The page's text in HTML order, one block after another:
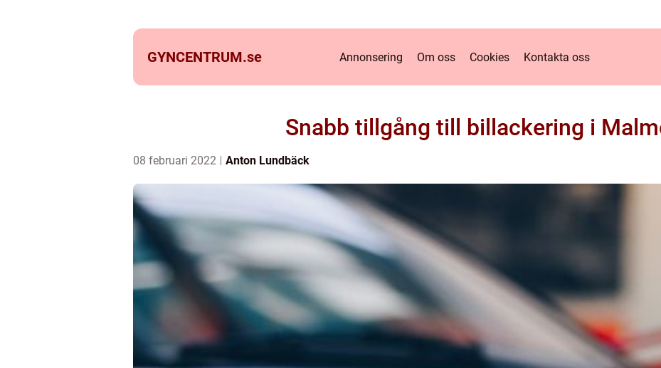
GYNCENTRUM.se Annonsering Om oss Cookies Kontakta oss
Snabb tillgång till billackering i
08 februari 2022 Anton Lundbäck